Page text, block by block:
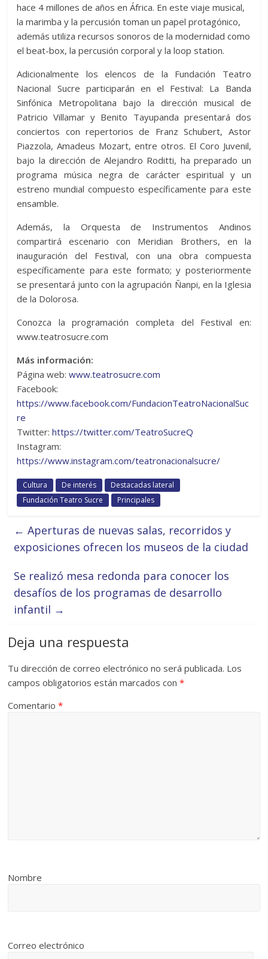
hace 4 millones de años en África. En este viaje musical,
la marimba y la percusión toman un papel protagónico,
además utiliza recursos sonoros de la modernidad como
el beat-box, la percusión corporal y la loop station.
Adicionalmente los elencos de la Fundación Teatro
Nacional Sucre participarán en el Festival: La Banda
Sinfónica Metropolitana bajo la dirección musical de
Patricio Villamar y Benito Tayupanda presentará dos
conciertos con repertorios de Franz Schubert, Astor
Piazzola, Amadeus Mozart, entre otros. El Coro Juvenil,
bajo la dirección de Alejandro Roditti, ha preparado un
programa música negra de carácter espiritual y un
estreno mundial compuesto específicamente para este
ensamble.
Además, la Orquesta de Instrumentos Andinos
compartirá escenario con Meridian Brothers, en la
inauguración del Festival, con una obra compuesta
específicamente para este formato; y posteriormente
se presentará junto con la agrupación Ñanpi, en la Iglesia
de la Dolorosa.
Conozca la programación completa del Festival en:
www.teatrosucre.com
Más información:
Página web:www.teatrosucre.com
Facebook:
https://www.facebook.com/FundacionTeatroNacionalSuc
re
Twitter:https://twitter.com/TeatroSucreQ
Instagram:
https://www.instagram.com/teatronacionalsucre/
Cultura De interés
Destacadas lateral
Fundación Teatro Sucre
Principales
← Aperturas de nuevas salas, recorridos y
exposiciones ofrecen los museos de la ciudad
Se realizó mesa redonda para conocer los
desafíos de los programas de desarrollo
infantil →
Deja una respuesta
Tu dirección de correo electrónico no será publicada. Los
campos obligatorios están marcados con*
Comentario*
Nombre
Correo electrónico